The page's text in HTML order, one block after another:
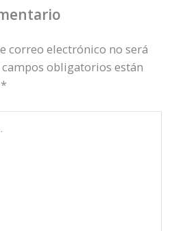
correo electrónico no será
campos obligatorios están
*